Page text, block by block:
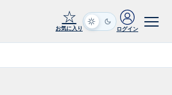
☆
お気に入り ログイン